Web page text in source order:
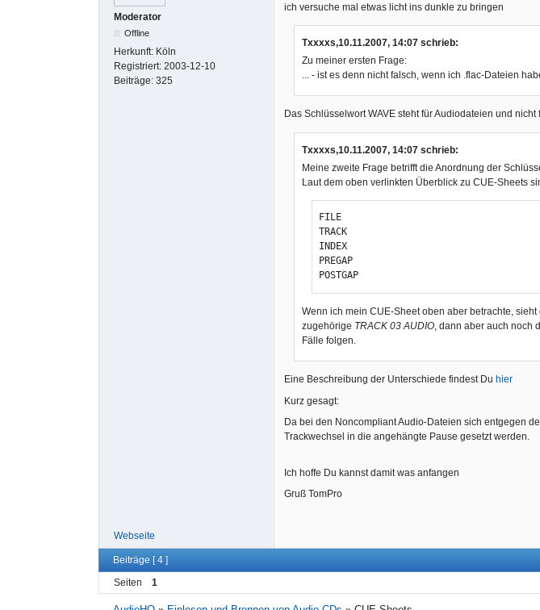
Moderator
Offline
Herkunft: Köln
Registriert: 2003-12-10
Beiträge: 325
ich versuche mal etwas licht ins dunkle zu bringen
Txxxxs,10.11.2007, 14:07 schrieb:
Zu meiner ersten Frage:
... - ist es denn nicht falsch, wenn ich .flac-Dateien
Das Schlüsselwort WAVE steht für Audiodateien und nicht
Txxxxs,10.11.2007, 14:07 schrieb:
Meine zweite Frage betrifft die Anordnung der
Laut dem oben verlinkten Überblick zu CUE-Sheets
FILE
TRACK
INDEX
PREGAP
POSTGAP
Wenn ich mein CUE-Sheet oben aber betrachte,
zugehörige TRACK 03 AUDIO, dann aber auch noch
Fälle folgen.
Eine Beschreibung der Unterschiede findest Du hier
Kurz gesagt:
Da bei den Noncompliant Audio-Dateien sich entgegen
Trackwechsel in die angehängte Pause gesetzt werden.
Ich hoffe Du kannst damit was anfangen
Gruß TomPro
Webseite
Beiträge [ 4 ]
Seiten
1